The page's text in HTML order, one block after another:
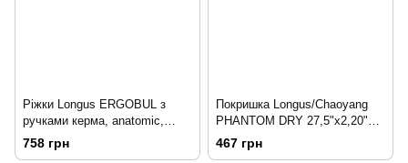
Ріжки Longus ERGOBUL з
ручками керма, anatomic,
140мм, чорний/сірий
758 грн
Покришка Longus/Chaoyang
PHANTOM DRY 27,5"x2,20"
(56-584) Н-5234 30TPI
467 грн